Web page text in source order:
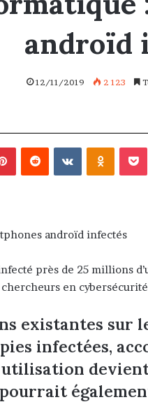
androïd
12/11/2019 2 123
PinterestReddit VKontakte
androïd infectés
près de 25 millions
en
existantes sur
infectées,
utilisation